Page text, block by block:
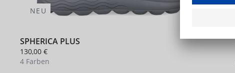
NEU
SPHERICA PLUS
130,00 €
4 Farben